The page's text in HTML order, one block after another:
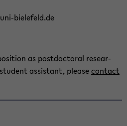
​bielefeld.de
as post­doc­to­ral re­se­ar­
as­si­stant, plea­secon­tact